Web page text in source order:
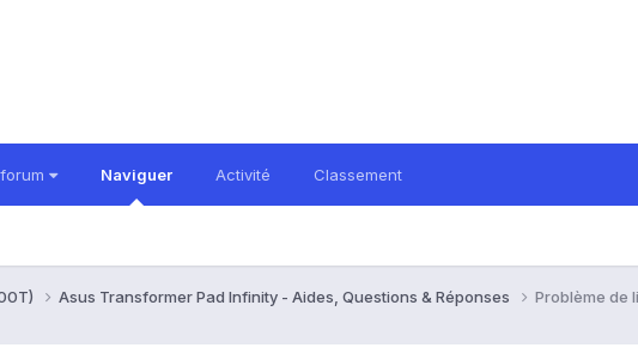
Naviguer Activité Classement
Asus Transformer Pad Infinity - Aides, Questions & Réponses Problème de